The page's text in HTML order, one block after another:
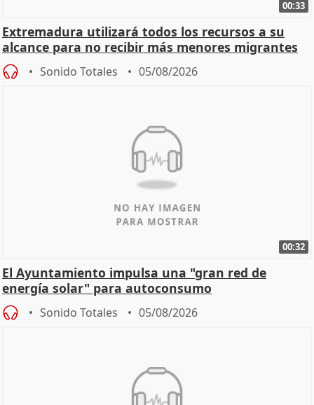
00:33
Extremadura utilizará todos los recursos a su
alcance para no recibir más menores migrantes
Sonido Totales 05/08/2026
00:32
El Ayuntamiento impulsa una "gran red de
energía solar" para autoconsumo
Sonido Totales 05/08/2026